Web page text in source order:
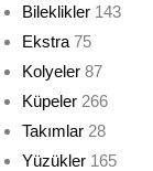
Bileklikler 143
Ekstra 75
Kolyeler 87
Küpeler 266
Takımlar 28
Yüzükler 165